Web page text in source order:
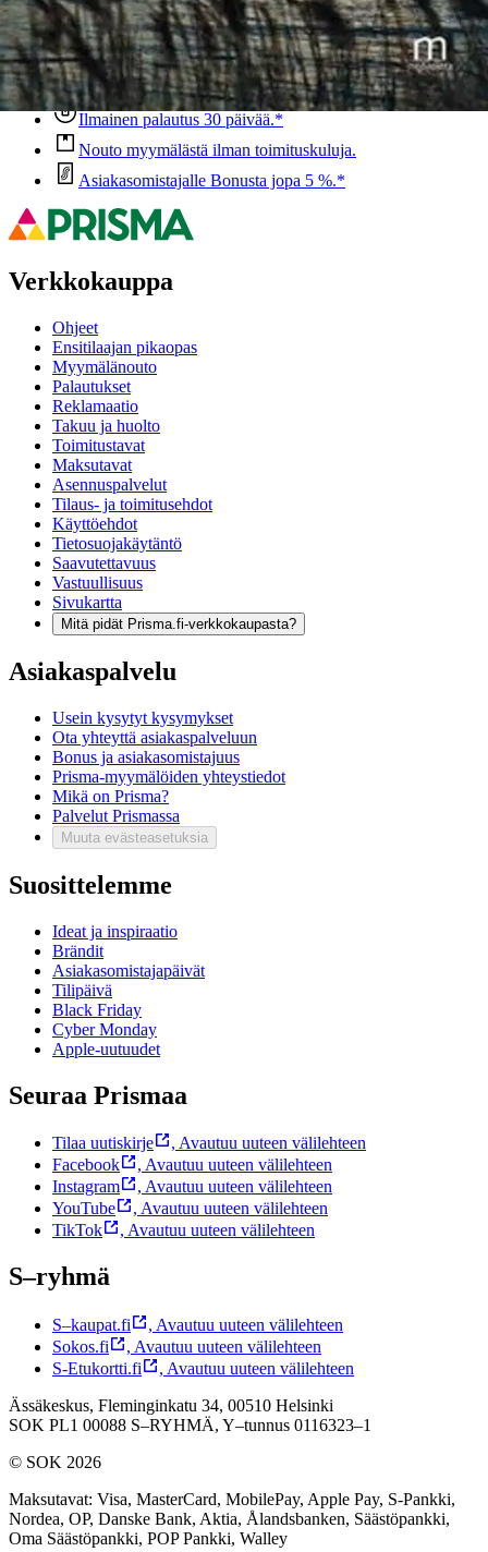
Ovatko tuotetiedot riittävät? Jos tuotetiedoissa on puutteita tai niitä
voisi muuten parantaa, anna palautetta.
Anna palautetta ,Avautuu uuteen välilehteen
Ilmainen palautus 30 päivää.*
Nouto myymälästä ilman toimituskuluja.
Asiakasomistajalle Bonusta jopa 5 %.*
Verkkokauppa
Ohjeet
Ensitilaajan pikaopas
Myymälänouto
Palautukset
Reklamaatio
Takuu ja huolto
Toimitustavat
Maksutavat
Asennuspalvelut
Tilaus- ja toimitusehdot
Käyttöehdot
Tietosuojakäytäntö
Saavutettavuus
Vastuullisuus
Sivukartta
Mitä pidät Prisma.fi-verkkokaupasta?
Asiakaspalvelu
Usein kysytyt kysymykset
Ota yhteyttä asiakaspalveluun
Bonus ja asiakasomistajuus
Prisma-myymälöiden yhteystiedot
Mikä on Prisma?
Palvelut Prismassa
Muuta evästeasetuksia
Suosittelemme
Ideat ja inspiraatio
Brändit
Asiakasomistajapäivät
Tilipäivä
Black Friday
Cyber Monday
Apple-uutuudet
Seuraa Prismaa
Tilaa uutiskirje , Avautuu uuteen välilehteen
Facebook
, Avautuu uuteen välilehteen
Instagram
, Avautuu uuteen välilehteen
YouTube
, Avautuu uuteen välilehteen
TikTok
, Avautuu uuteen välilehteen
S–ryhmä
S–kaupat.fi , Avautuu uuteen välilehteen
Sokos.fi
, Avautuu uuteen välilehteen
S-Etukortti.fi
, Avautuu uuteen välilehteen
Ässäkeskus, Fleminginkatu 34, 00510 Helsinki
SOK PL1 00088 S–RYHMÄ, Y–tunnus 0116323–1
© SOK 2026
Maksutavat: Visa, MasterCard, MobilePay, Apple Pay, S-Pankki,
Nordea, OP, Danske Bank, Aktia, Ålandsbanken, Säästöpankki,
Oma Säästöpankki, POP Pankki, Walley